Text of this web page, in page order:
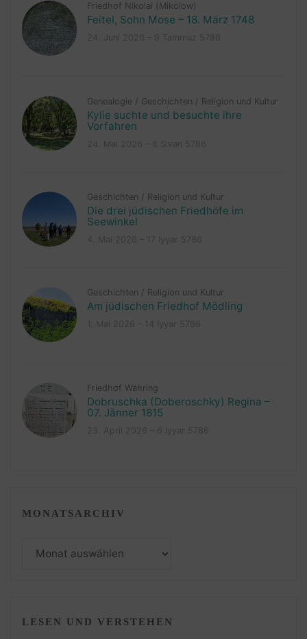
Friedhof Nikolai (Mikolow)
Feitel, Sohn Mose – 18. März 1748
Genealogie / Geschichten / Religion und Kultur
Kylie suchte und besuchte ihre
Vorfahren
Geschichten / Religion und Kultur
Die drei jüdischen Friedhöfe im
Seewinkel
Geschichten / Religion und Kultur
Am jüdischen Friedhof Mödling
Friedhof Währing
Dobruschka (Doberoschky) Regina –
07. Jänner 1815
MONATSARCHIV
Monatsarchiv
LESEN UND VERSTEHEN